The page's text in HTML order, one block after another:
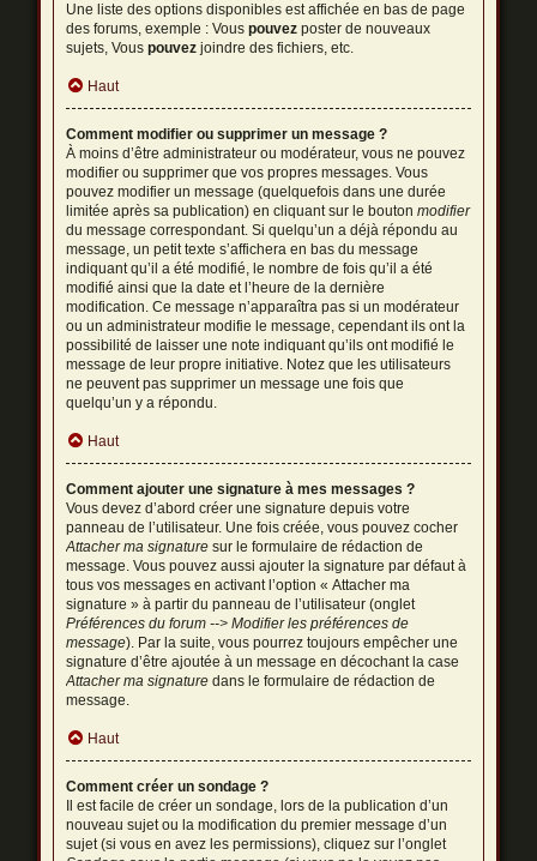
Une liste des options disponibles est affichée en bas de page
des forums, exemple : Vouspouvez poster de nouveaux
sujets, Vouspouvez joindre des fichiers, etc.
Haut
Comment modifier ou supprimer un message ?
À moins d’être administrateur ou modérateur, vous ne pouvez
modifier ou supprimer que vos propres messages. Vous
pouvez modifier un message (quelquefois dans une durée
limitée après sa publication) en cliquant sur le boutonmodifier
du message correspondant. Si quelqu’un a déjà répondu au
message, un petit texte s’affichera en bas du message
indiquant qu’il a été modifié, le nombre de fois qu’il a été
modifié ainsi que la date et l’heure de la dernière
modification. Ce message n’apparaîtra pas si un modérateur
ou un administrateur modifie le message, cependant ils ont la
possibilité de laisser une note indiquant qu’ils ont modifié le
message de leur propre initiative. Notez que les utilisateurs
ne peuvent pas supprimer un message une fois que
quelqu’un y a répondu.
Haut
Comment ajouter une signature à mes messages ?
Vous devez d’abord créer une signature depuis votre
panneau de l’utilisateur. Une fois créée, vous pouvez cocher
Attacher ma signature sur le formulaire de rédaction de
message. Vous pouvez aussi ajouter la signature par défaut à
tous vos messages en activant l’option « Attacher ma
signature » à partir du panneau de l’utilisateur (onglet
Préférences du forum --> Modifier les préférences de
message). Par la suite, vous pourrez toujours empêcher une
signature d’être ajoutée à un message en décochant la case
Attacher ma signature dans le formulaire de rédaction de
message.
Haut
Comment créer un sondage ?
Il est facile de créer un sondage, lors de la publication d’un
nouveau sujet ou la modification du premier message d’un
sujet (si vous en avez les permissions), cliquez sur l’onglet